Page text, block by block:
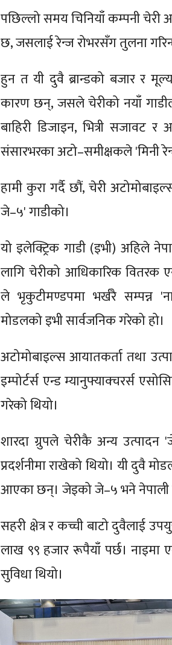
पछिल्लो समय चिनियाँ कम्पनी चेरी
छ, जसलाई रेन्ज रोभरसँग तुलना
हुन त यी दुवै ब्रान्डको बजार र
कारण छन्, जसले चेरीको नयाँ
बाहिरी डिजाइन, भित्री सजावट
संसारभरका अटो–समीक्षकले 'मिनी
हामी कुरा गर्दै छौं, चेरी
जे–५' गाडीको।
यो इलेक्ट्रिक गाडी (इभी) अहिले
लागि चेरीको आधिकारिक वितरक
ले भृकुटीमण्डपमा भर्खरै सम्पन्न
मोडलको इभी सार्वजनिक गरेको हो।
अटोमोबाइल्स आयातकर्ता तथा
इम्पोर्टर्स एन्ड म्यानुफ्याक्चरर्स
गरेको थियो।
शारदा ग्रुपले चेरीकै अन्य
प्रदर्शनीमा राखेको थियो। यी दुवै
आएका छन्। जेइको जे–५ भने नेपाली
सहरी क्षेत्र र कच्ची बाटो दुवैलाई
लाख ९९ हजार रूपैयाँ पर्छ। नाइमा
सुविधा थियो।